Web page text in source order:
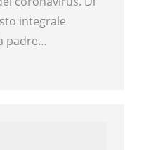
integrale
padre…